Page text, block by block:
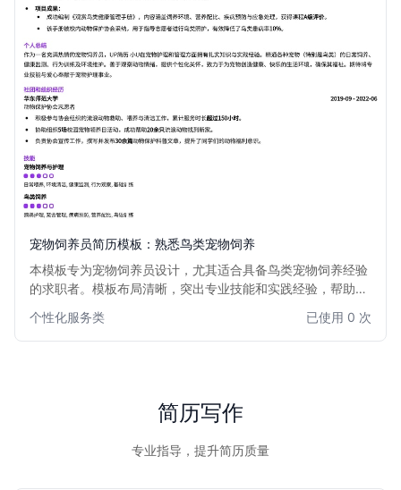
宠物饲养员简历模板：熟悉鸟类宠物饲养
本模板专为宠物饲养员设计，尤其适合具备鸟类宠物饲养经验
的求职者。模板布局清晰，突出专业技能和实践经验，帮助您
性。
个性化服务类 已使用 0 次
简历写作
专业指导，提升简历质量